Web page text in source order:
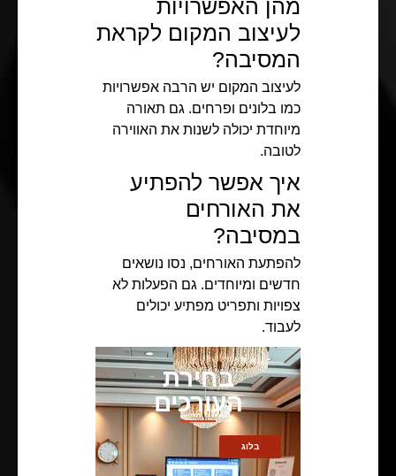
מהן האפשרויות
לעיצוב המקום לקראת
המסיבה?
לעיצוב המקום יש הרבה אפשרויות
כמו בלונים ופרחים. גם תאורה
מיוחדת יכולה לשנות את האווירה
לטובה.
איך אפשר להפתיע
את האורחים
במסיבה?
להפתעת האורחים, נסו נושאים
חדשים ומיוחדים. גם הפעלות לא
צפויות ותפריט מפתיע יכולים
לעבוד.
בחירת
העורכים
בלוג